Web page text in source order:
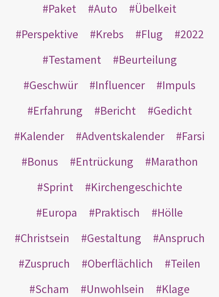
Paket
Auto
Übelkeit
Perspektive
Krebs Flug
2022
Testament
Beurteilung
Geschwür
Influencer
Impuls
Erfahrung
Bericht
Gedicht
Kalender
Adventskalender
Farsi
Bonus
Entrückung
Marathon
Sprint
Kirchengeschichte
Europa
Praktisch
Hölle
Christsein
Gestaltung
Anspruch
Zuspruch
Oberflächlich
Teilen
Scham
Unwohlsein
Klage